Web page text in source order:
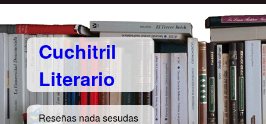
Cuchitril
Literario
Reseñas nada sesudas